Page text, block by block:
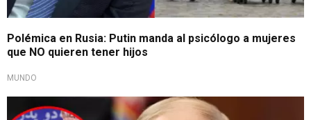
Polémica en Rusia: Putin manda al psicólogo a mujeres
que NO quieren tener hijos
MUNDO
Expresó sus condolencias